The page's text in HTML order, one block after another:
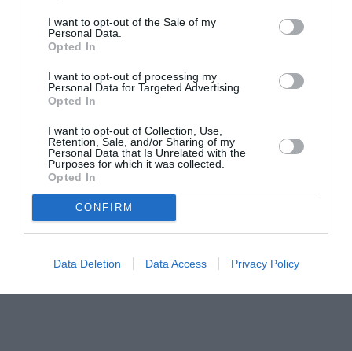
I want to opt-out of the Sale of my
Personal Data.
Opted In
I want to opt-out of processing my
Personal Data for Targeted Advertising.
Opted In
I want to opt-out of Collection, Use,
Retention, Sale, and/or Sharing of my
Personal Data that Is Unrelated with the
Purposes for which it was collected.
Opted In
CONFIRM
Data Deletion Data Access Privacy Policy
@lucbarletta.
Un salutone!